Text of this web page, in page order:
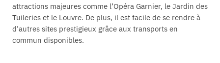
attractions majeures comme l’Opéra Garnier, le Jardin des
Tuileries et le Louvre. De plus, il est facile de se rendre à
d’autres sites prestigieux grâce aux transports en
commun disponibles.